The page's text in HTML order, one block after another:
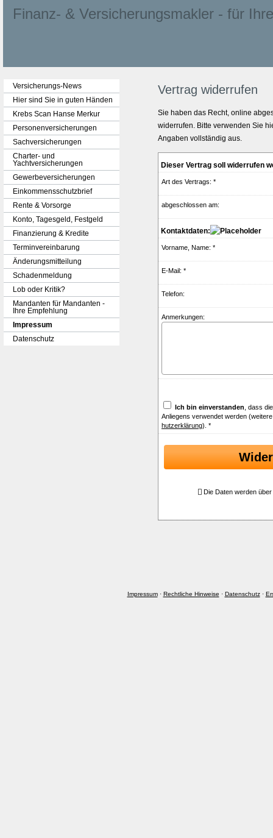
Finanz- & Ver­sicherungs­makler - für
Versicherungs-News
Hier sind Sie in guten Händen
Krebs Scan Hanse Merkur
Per­sonenversicherungen
Sachversicherungen
Charter- und
Yachtversicherungen
Gewerbeversicherungen
Einkommensschutzbrief
Rente & Vorsorge
Konto, Tages­geld, Festgeld
Finanzierung & Kredite
Terminvereinbarung
Änderungsmitteilung
Schadenmeldung
Lob oder Kritik?
Mandanten für Mandanten -
Ihre Empfehlung
Impressum
Datenschutz
Vertrag widerrufen
Sie haben das Recht, online
widerrufen. Bitte verwenden Sie
Angaben vollständig aus.
Dieser Vertrag soll widerrufen
Art des Vertrags: *
abgeschlossen am:
Kontaktdaten:
Vorname, Name: *
E-Mail: *
Telefon:
Anmerkungen:
Ich bin einverstanden , dass
Anliegens verwendet werden
hutzerklärung). *
Die Daten werden
Impressum· Rechtliche Hinweise · Datenschutz·